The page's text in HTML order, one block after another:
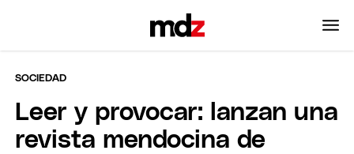
SOCIEDAD
Leer y provocar: lanzan una
revista mendocina de